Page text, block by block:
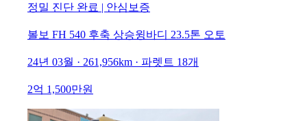
정밀 진단 완료 | 안심보증
볼보 FH 540 후축 상승윙바디 23.5톤 오토
24년 03월 · 261,956km · 파렛트 18개
2억 1,500만원